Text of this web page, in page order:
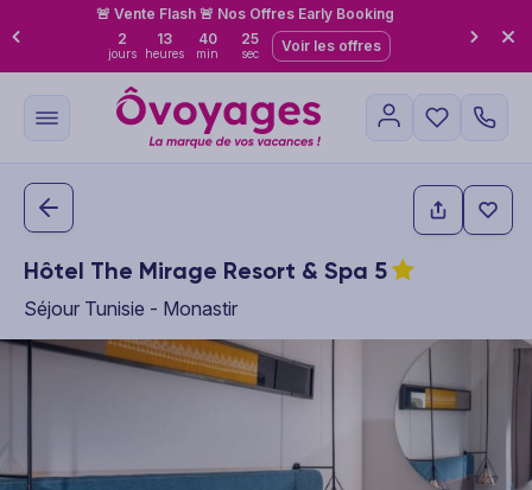
🚨 Vente Flash 🚨 Nos Offres Early Booking
2
jours
13
heures
40
min
24
sec Voir les offres
Hôtel The Mirage Resort & Spa 5
Séjour Tunisie - Monastir
This carousel shows one large product image at a time. Use the